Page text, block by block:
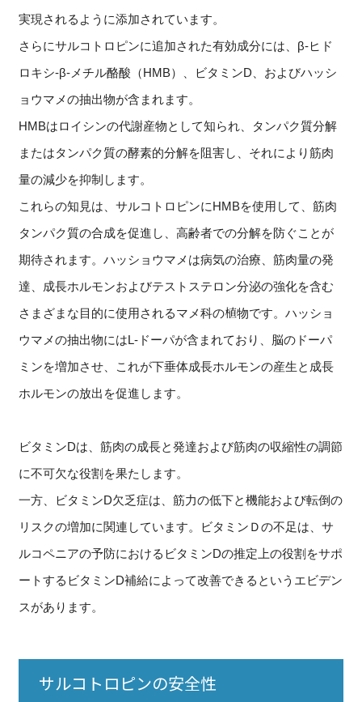
実現されるように添加されています。
さらにサルコトロピンに追加された有効成分には、β-ヒド
ロキシ-β-メチル酪酸（HMB）、ビタミンD、およびハッシ
ョウマメの抽出物が含まれます。
HMBはロイシンの代謝産物として知られ、タンパク質分解
またはタンパク質の酵素的分解を阻害し、それにより筋肉
量の減少を抑制します。
これらの知見は、サルコトロピンにHMBを使用して、筋肉
タンパク質の合成を促進し、高齢者での分解を防ぐことが
期待されます。ハッショウマメは病気の治療、筋肉量の発
達、成長ホルモンおよびテストステロン分泌の強化を含む
さまざまな目的に使用されるマメ科の植物です。ハッショ
ウマメの抽出物にはL-ドーパが含まれており、脳のドーパ
ミンを増加させ、これが下垂体成長ホルモンの産生と成長
ホルモンの放出を促進します。
ビタミンDは、筋肉の成長と発達および筋肉の収縮性の調節
に不可欠な役割を果たします。
一方、ビタミンD欠乏症は、筋力の低下と機能および転倒の
リスクの増加に関連しています。ビタミンＤの不足は、サ
ルコペニアの予防におけるビタミンDの推定上の役割をサポ
ートするビタミンD補給によって改善できるというエビデン
スがあります。
サルコトロピンの安全性